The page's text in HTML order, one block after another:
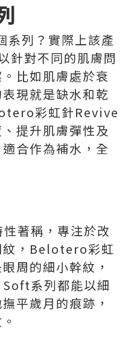
列？實際上該產
針對不同的肌膚問
比如肌膚處於衰
現就是缺水和乾
彩虹針Revive
提升肌膚彈性及
合作為補水，全
著稱，專注於改
紋，Belotero彩虹
周的細小幹紋，
系列都能以細
平歲月的痕跡，